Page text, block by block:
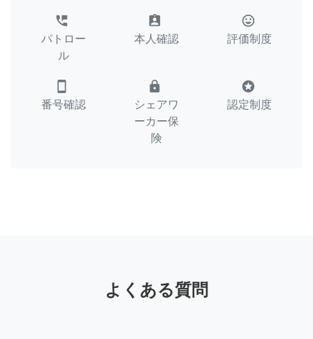
perm_phone_msg
パトロー
ル
assignment_ind
本人確認
tag_faces
評価制度
smartphone
番号確認
lock
シェアワ
ーカー保
険
stars
認定制度
よくある質問